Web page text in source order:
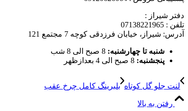
دفتر شیراز :
تلفن : 07138221965
آدرس: شیراز، خیابان فرزدقی کوچه 7 مجتمع 121
شنبه تا چهارشنبه: 8 صبح الی 8 شب
پنجشنبه: 8 صبح الی 4 بعدازظهر
لنت جلو گل کوتاه بلبرینگ کامل چرخ عقب
رفتن به بالا